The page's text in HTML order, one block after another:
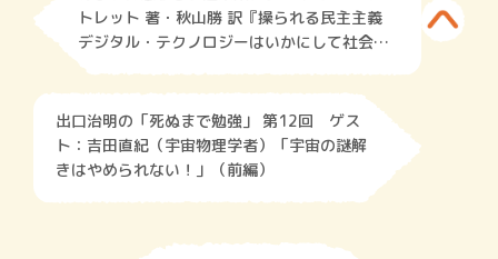
トレット 著・秋山勝 訳『操られる民主主義
デジタル・テクノロジーはいかにして社会を
破壊するか』
出口治明の「死ぬまで勉強」 第12回 ゲス
ト：吉田直紀（宇宙物理学者）「宇宙の謎解
きはやめられない！」（前編）